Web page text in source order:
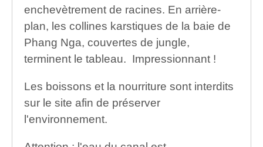
enchevètrement de racines. En arrière-
plan, les collines karstiques de la baie de
Phang Nga, couvertes de jungle,
terminent le tableau. Impressionnant !
Les boissons et la nourriture sont interdits
sur le site afin de préserver
l'environnement.